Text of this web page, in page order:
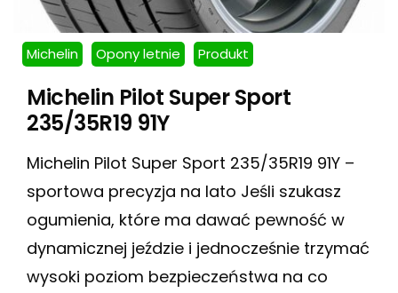
Michelin Opony letnie Produkt
Michelin Pilot Super Sport
235/35R19 91Y
Michelin Pilot Super Sport 235/35R19 91Y –
sportowa precyzja na lato Jeśli szukasz
ogumienia, które ma dawać pewność w
dynamicznej jeździe i jednocześnie trzymać
wysoki poziom bezpieczeństwa na co